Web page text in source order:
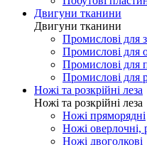
Двигуни тканини
Двигуни тканини
Промислові для
Промислові для
Промислові для
Промислові для
Ножі та розкрійні леза
Ножі та розкрійні леза
Ножі пряморядні
Ножі оверлочні,
Ножі двоголкові